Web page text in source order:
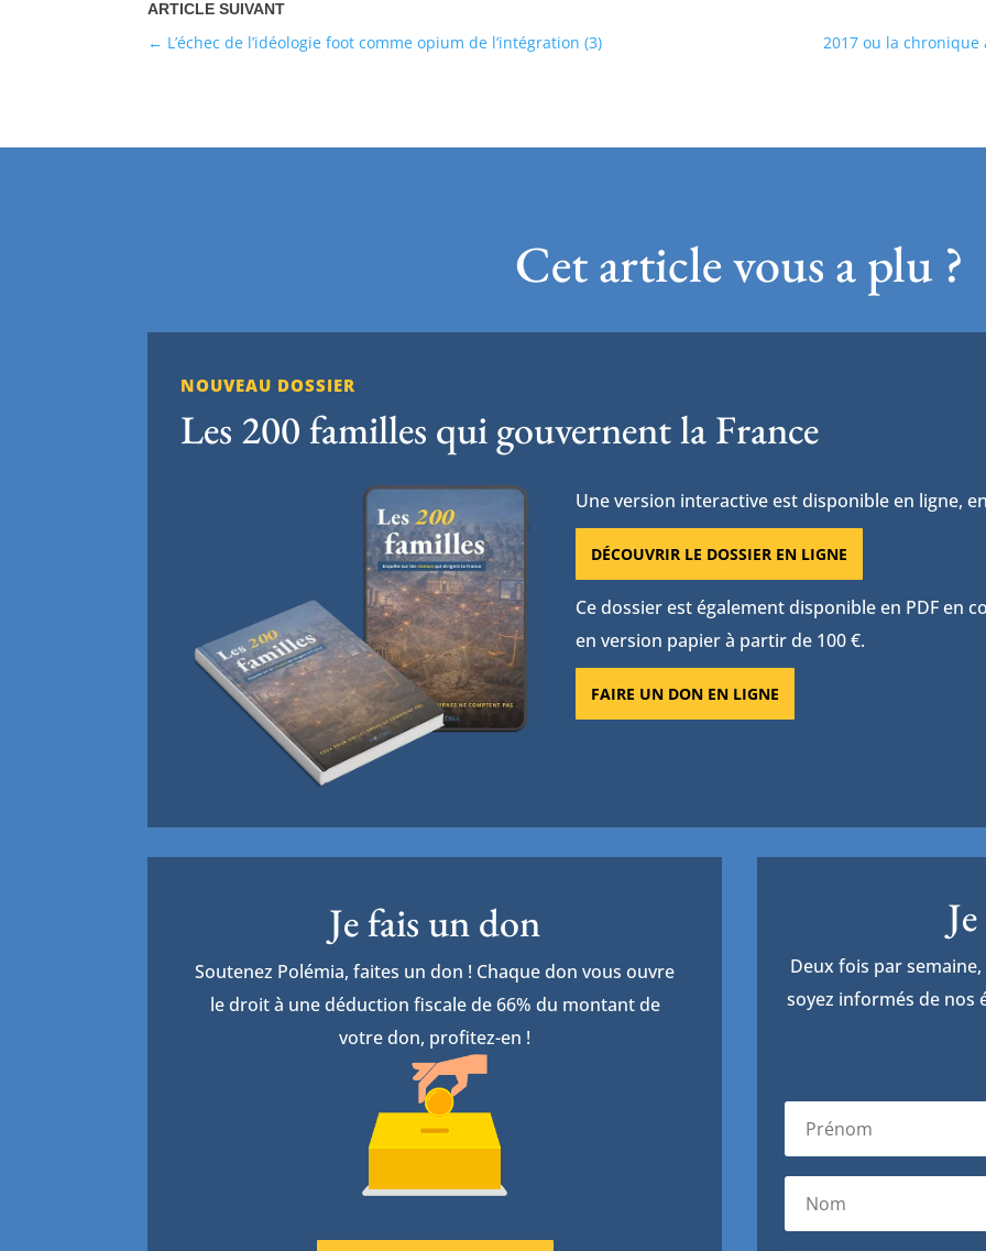
2017 ou la chronique
L’échec de l’idéologie foot comme opium de l’intégration (3)
Cet article vous a plu ?
NOUVEAU DOSSIER
Les 200 familles qui gouvernent la France
Une version interactive est disponible en ligne,
DÉCOUVRIR LE DOSSIER EN LIGNE
Ce dossier est également disponible en PDF en
en version papier à partir de 100 €.
FAIRE UN DON EN LIGNE
Je fais un don
Soutenez Polémia, faites un don ! Chaque don vous ouvre
le droit à une déduction fiscale de 66% du montant de
votre don, profitez-en !
Deux fois par
soyez informés de nos